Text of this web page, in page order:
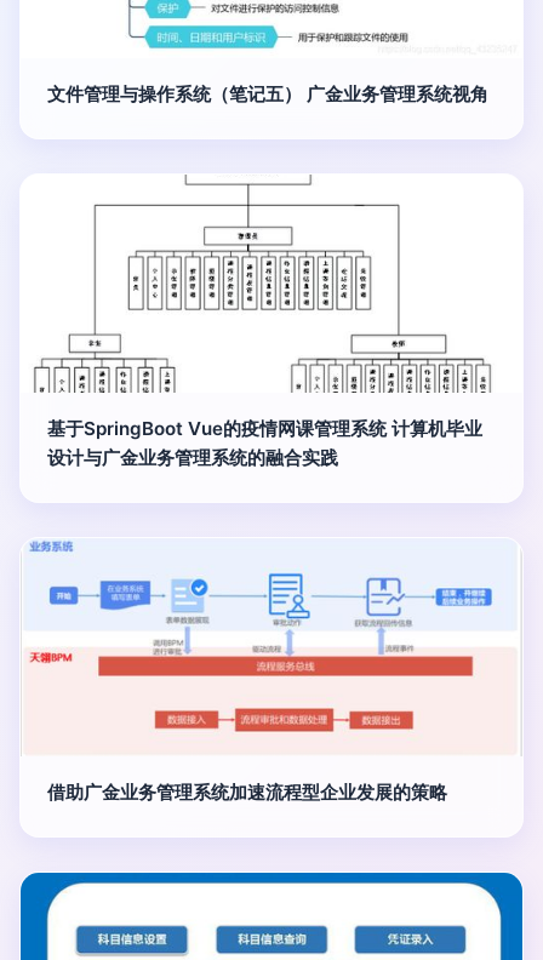
文件管理与操作系统（笔记五） 广金业务管理系统视角
基于SpringBoot Vue的疫情网课管理系统 计算机毕业
设计与广金业务管理系统的融合实践
借助广金业务管理系统加速流程型企业发展的策略